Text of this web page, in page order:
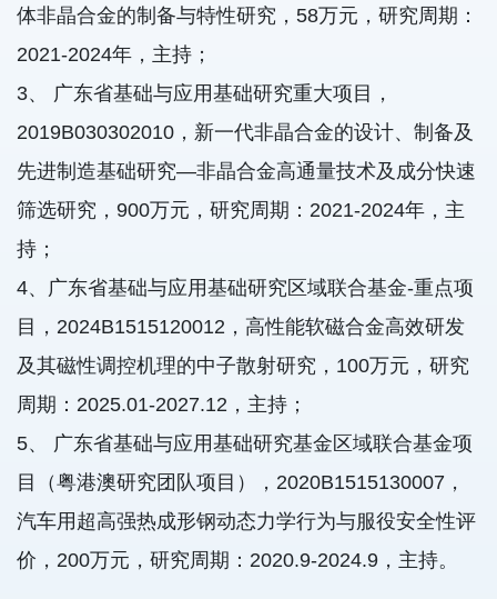
体非晶合金的制备与特性研究，58万元，研究周期：
2021-2024年，主持；
3、 广东省基础与应用基础研究重大项目，
2019B030302010，新一代非晶合金的设计、制备及
先进制造基础研究—非晶合金高通量技术及成分快速
筛选研究，900万元，研究周期：2021-2024年，主
持；
4、广东省基础与应用基础研究区域联合基金-重点项
目，2024B1515120012，高性能软磁合金高效研发
及其磁性调控机理的中子散射研究，100万元，研究
周期：2025.01-2027.12，主持；
5、 广东省基础与应用基础研究基金区域联合基金项
目（粤港澳研究团队项目），2020B1515130007，
汽车用超高强热成形钢动态力学行为与服役安全性评
价，200万元，研究周期：2020.9-2024.9，主持。